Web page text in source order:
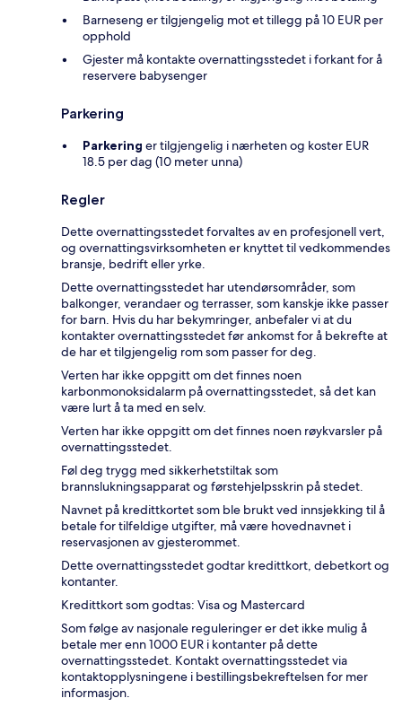
Barneseng er tilgjengelig mot et tillegg på 10 EUR per
opphold
Gjester må kontakte overnattingsstedet i forkant for å
reservere babysenger
Parkering
Parkering er tilgjengelig i nærheten og koster EUR
18.5 per dag (10 meter unna)
Regler
Dette overnattingsstedet forvaltes av en profesjonell vert,
og overnattingsvirksomheten er knyttet til vedkommendes
bransje, bedrift eller yrke.
Dette overnattingsstedet har utendørsområder, som
balkonger, verandaer og terrasser, som kanskje ikke passer
for barn. Hvis du har bekymringer, anbefaler vi at du
kontakter overnattingsstedet før ankomst for å bekrefte at
de har et tilgjengelig rom som passer for deg.
Verten har ikke oppgitt om det finnes noen
karbonmonoksidalarm på overnattingsstedet, så det kan
være lurt å ta med en selv.
Verten har ikke oppgitt om det finnes noen røykvarsler på
overnattingsstedet.
Føl deg trygg med sikkerhetstiltak som
brannslukningsapparat og førstehjelpsskrin på stedet.
Navnet på kredittkortet som ble brukt ved innsjekking til å
betale for tilfeldige utgifter, må være hovednavnet i
reservasjonen av gjesterommet.
Dette overnattingsstedet godtar kredittkort, debetkort og
kontanter.
Kredittkort som godtas: Visa og Mastercard
Som følge av nasjonale reguleringer er det ikke mulig å
betale mer enn 1000 EUR i kontanter på dette
overnattingsstedet. Kontakt overnattingsstedet via
kontaktopplysningene i bestillingsbekreftelsen for mer
informasjon.